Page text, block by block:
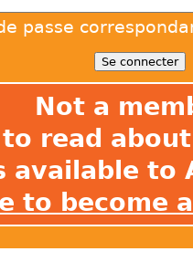
passe
Not a
to read
available to
to become